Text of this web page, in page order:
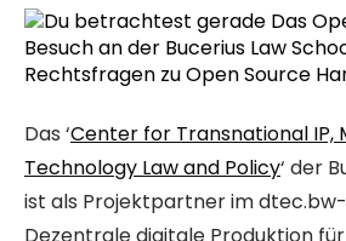
Das ‘Center for Transnational IP,
Technology Law and Policy‘ der
ist als Projektpartner im dtec.bw-